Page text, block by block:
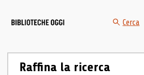
Cerca
Raffina la ricerca